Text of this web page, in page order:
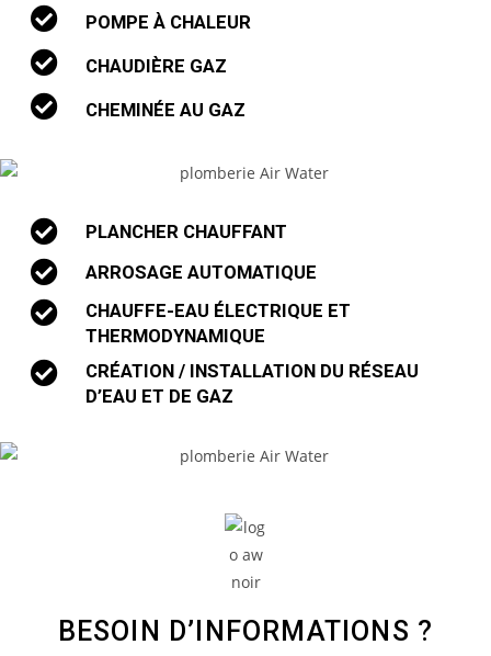
POMPE À CHALEUR
CHAUDIÈRE GAZ
CHEMINÉE AU GAZ
PLANCHER CHAUFFANT
ARROSAGE AUTOMATIQUE
CHAUFFE-EAU ÉLECTRIQUE ET
THERMODYNAMIQUE
CRÉATION / INSTALLATION DU RÉSEAU
D’EAU ET DE GAZ
BESOIN D’INFORMATIONS ?